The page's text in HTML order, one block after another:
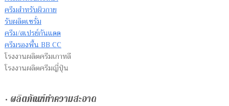
ครีมสำหรับผิวกาย
รับผลิตเซรั่ม
ครีม/สเปรย์กันแดด
ครีมรองพื้น BB CC
โรงงานผลิตครีมเกาหลี
โรงงานผลิตครีมญี่ปุ่น
• ผลิตภัณฑ์ทำความสะอาด